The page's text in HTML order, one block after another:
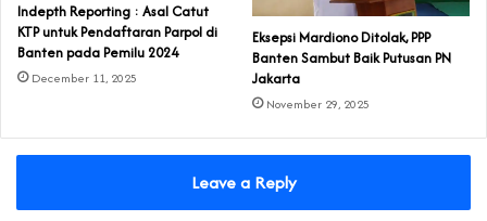
Indepth Reporting : Asal Catut
KTP untuk Pendaftaran Parpol di
Banten pada Pemilu 2024
December 11, 2025
Eksepsi Mardiono Ditolak, PPP
Banten Sambut Baik Putusan PN
Jakarta
November 29, 2025
Leave a Reply